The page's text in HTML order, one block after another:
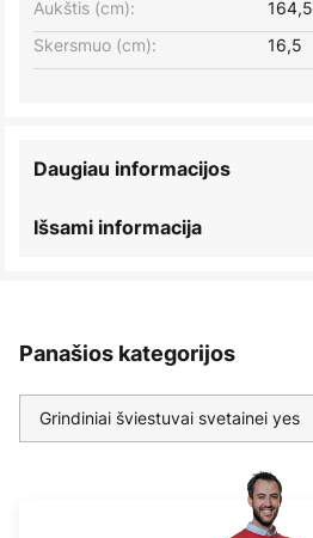
Aukštis (cm):
164,5
Skersmuo (cm):
16,5
Išsami informacija
Daugiau informacijos
Panašios kategorijos
Grindiniai šviestuvai svetainei yes